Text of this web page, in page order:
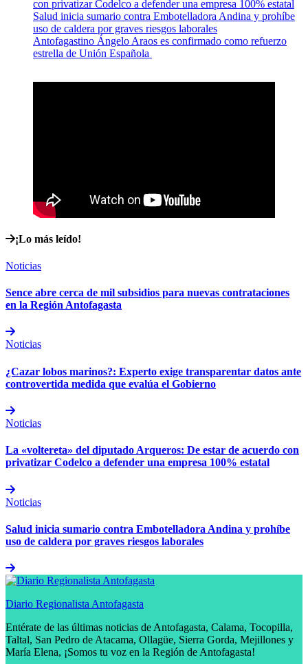
con privatizar Codelco a defender una empresa 100% estatal
Salud inicia sumario contra Embotelladora Andina y prohíbe
uso de caldera por graves riesgos laborales
Antofagastino Ángelo Araos es confirmado como refuerzo
estrella de Unión Española
¡Lo más leído!
Noticias
Sence abre cerca de mil subsidios para nuevas contrataciones
en la Región Antofagasta
Noticias
¿Cazar lobos marinos?: Experto exige transparentar datos ante
controvertida medida que evalúa el Gobierno
Noticias
La «voltereta» del diputado Arqueros: De estar de acuerdo con
privatizar Codelco a defender una empresa 100% estatal
Noticias
Salud inicia sumario contra Embotelladora Andina y prohíbe
uso de caldera por graves riesgos laborales
Diario Regionalista Antofagasta
Entérate de las últimas noticias de Antofagasta, Calama, Tocopilla,
Taltal, San Pedro de Atacama, Ollagüe, Sierra Gorda, Mejillones y
María Elena, ¡Somos tu voz en la Región de Antofagasta!